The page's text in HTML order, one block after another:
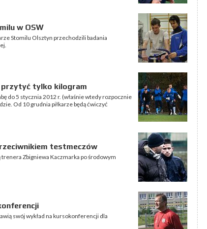
w OSW
Stomilu Olsztyn przechodzili badania
przytyć tylko kilogram
do 5 stycznia 2012 r. (właśnie wtedy rozpocznie
Od 10 grudnia piłkarze będą ćwiczyć
testmeczów
Zbigniewa Kaczmarka po środowym
swój wykład na kursokonferencji dla